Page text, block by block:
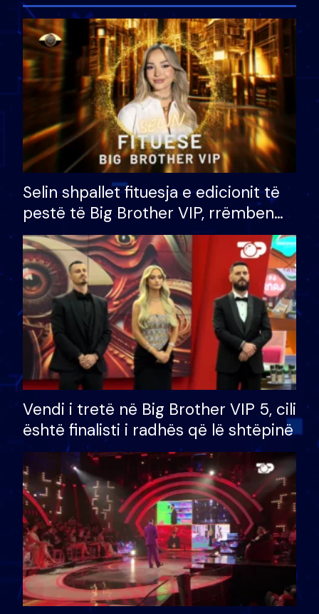
Selin shpallet fituesja e edicionit të
pestë të Big Brother VIP, rrëmben
çmimin e madh prej 100 mijë eurosh
Vendi i tretë në Big Brother VIP 5, cili
është finalisti i radhës që lë shtëpinë